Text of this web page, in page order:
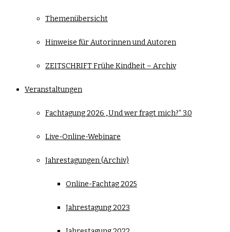
Themenübersicht
Hinweise für Autorinnen und Autoren
ZEITSCHRIFT Frühe Kindheit – Archiv
Veranstaltungen
Fachtagung 2026 „Und wer fragt mich?“ 3.0
Live-Online-Webinare
Jahrestagungen (Archiv)
Online-Fachtag 2025
Jahrestagung 2023